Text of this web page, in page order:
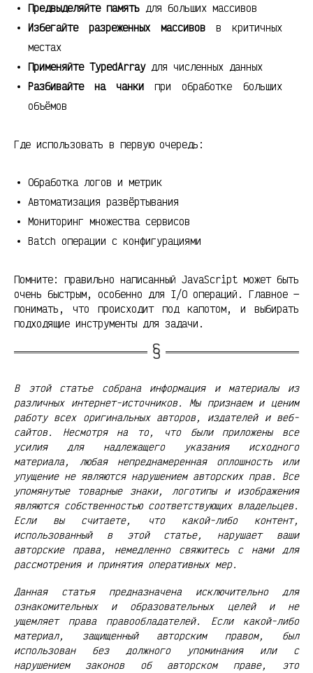
Предвыделяйте память для больших массивов
Избегайте разреженных массивовв критичных
местах
Применяйте TypedArrayдля численных данных
Разбивайте на чанки при обработке больших
объёмов
Где использовать в первую очередь:
Обработка логов и метрик
Автоматизация развёртывания
Мониторинг множества сервисов
Batch операции с конфигурациями
Помните: правильно написанный JavaScript может быть
очень быстрым, особенно для I/O операций. Главное —
понимать, что происходит под капотом, и выбирать
подходящие инструменты для задачи.
В этой статье собрана информация и материалы из
различных интернет-источников. Мы признаем и ценим
работу всех оригинальных авторов, издателей и веб-
сайтов. Несмотря на то, что были приложены все
усилия для надлежащего указания исходного
материала, любая непреднамеренная оплошность или
упущение не являются нарушением авторских прав. Все
упомянутые товарные знаки, логотипы и изображения
являются собственностью соответствующих владельцев.
Если вы считаете, что какой-либо контент,
использованный в этой статье, нарушает ваши
авторские права, немедленно свяжитесь с нами для
рассмотрения и принятия оперативных мер.
Данная статья предназначена исключительно для
ознакомительных и образовательных целей и не
ущемляет права правообладателей. Если какой-либо
материал, защищенный авторским правом, был
использован без должного упоминания или с
нарушением законов об авторском праве, это